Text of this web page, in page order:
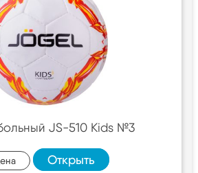
JS-510 Kids №3
Открыть